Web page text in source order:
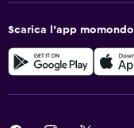
Scarica l'app momondo